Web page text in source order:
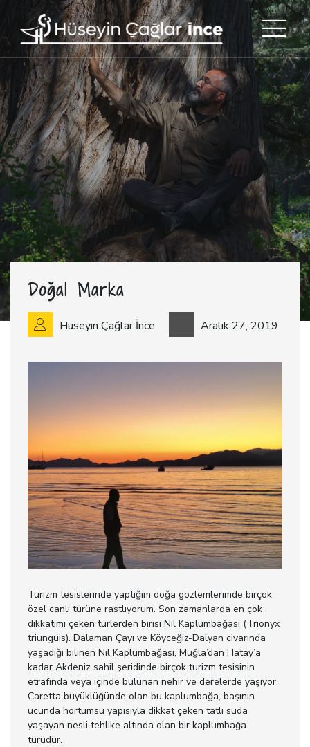
Doğal Marka
Hüseyin Çağlar İnce Aralık 27, 2019
Turizm tesislerinde yaptığım doğa gözlemlerimde birçok
özel canlı türüne rastlıyorum. Son zamanlarda en çok
dikkatimi çeken türlerden birisi Nil Kaplumbağası (Trionyx
triunguis). Dalaman Çayı ve Köyceğiz-Dalyan civarında
yaşadığı bilinen Nil Kaplumbağası, Muğla’dan Hatay’a
kadar Akdeniz sahil şeridinde birçok turizm tesisinin
etrafında veya içinde bulunan nehir ve derelerde yaşıyor.
Caretta büyüklüğünde olan bu kaplumbağa, başının
ucunda hortumsu yapısıyla dikkat çeken tatlı suda
yaşayan nesli tehlike altında olan bir kaplumbağa
türüdür.